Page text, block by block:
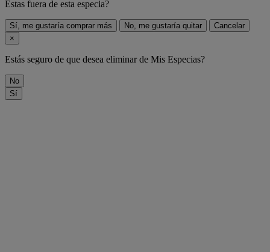
Estas fuera de esta especia?
Sí, me gustaría comprar más No, me gustaría quitar
Cancelar
×
Estás seguro de que desea eliminarde Mis Especias?
No
Sí